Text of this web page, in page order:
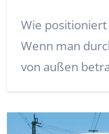
Wie positioniert
Wenn man
von außen